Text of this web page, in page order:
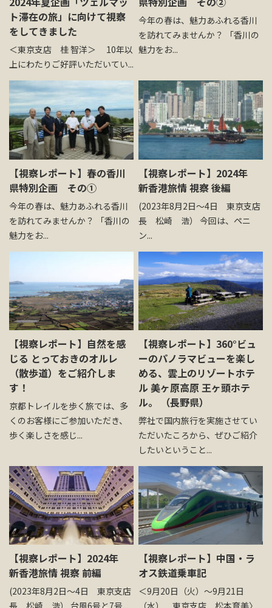
ト滞在の旅」に向けて視察
をしてきました
＜東京支店 桂 智洋＞ 10年以
上にわたりご好評いただいてい...
今年の春は、魅力あふれる香川
を訪れてみませんか？ 「香川の
魅力をお...
【視察レポート】春の香川
県特別企画 その①
今年の春は、魅力あふれる香川
を訪れてみませんか？ 「香川の
魅力をお...
【視察レポート】2024年
新香港旅情 視察 後編
(2023年8月2日～4日 東京支店
長 松崎 浩） 今回は、ペニ
ン...
【視察レポート】自然を感
じる とっておきのオルレ
（散歩道）をご紹介しま
す！
京都トレイルを歩く旅では、多
くのお客様にご参加いただき、
歩く楽しさを感じ...
【視察レポート】360°ビュ
ーのパノラマビューを楽し
める、雲上のリゾートホテ
ル 美ヶ原高原 王ヶ頭ホテ
ル。 （長野県）
弊社で国内旅行を実施させてい
ただいたころから、ぜひご紹介
したいということ...
【視察レポート】2024年
新香港旅情 視察 前編
(2023年8月2日～4日 東京支店
【視察レポート】中国・ラ
オス鉄道乗車記
＜9月20日（火）～9月21日